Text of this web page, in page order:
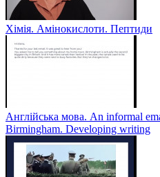
Хімія. Амінокислоти. Пептиди
Англійська мова. An informal
Birmingham. Developing writing